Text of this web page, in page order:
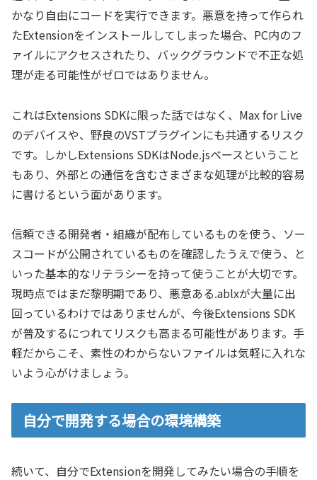
かなり自由にコードを実行できます。悪意を持って作られ
たExtensionをインストールしてしまった場合、PC内のフ
ァイルにアクセスされたり、バックグラウンドで不正な処
理が走る可能性がゼロではありません。
これはExtensions SDKに限った話ではなく、Max for Live
のデバイスや、野良のVSTプラグインにも共通するリスク
です。しかしExtensions SDKはNode.jsベースということ
もあり、外部との通信を含むさまざまな処理が比較的容易
に書けるという面があります。
信頼できる開発者・組織が配布しているものを使う、ソー
スコードが公開されているものを確認したうえで使う、と
いった基本的なリテラシーを持って使うことが大切です。
現時点ではまだ黎明期であり、悪意ある.ablxが大量に出
回っているわけではありませんが、今後Extensions SDK
が普及するにつれてリスクも高まる可能性があります。手
軽だからこそ、素性のわからないファイルは気軽に入れな
いよう心がけましょう。
自分で開発する場合の環境構築
続いて、自分でExtensionを開発してみたい場合の手順を